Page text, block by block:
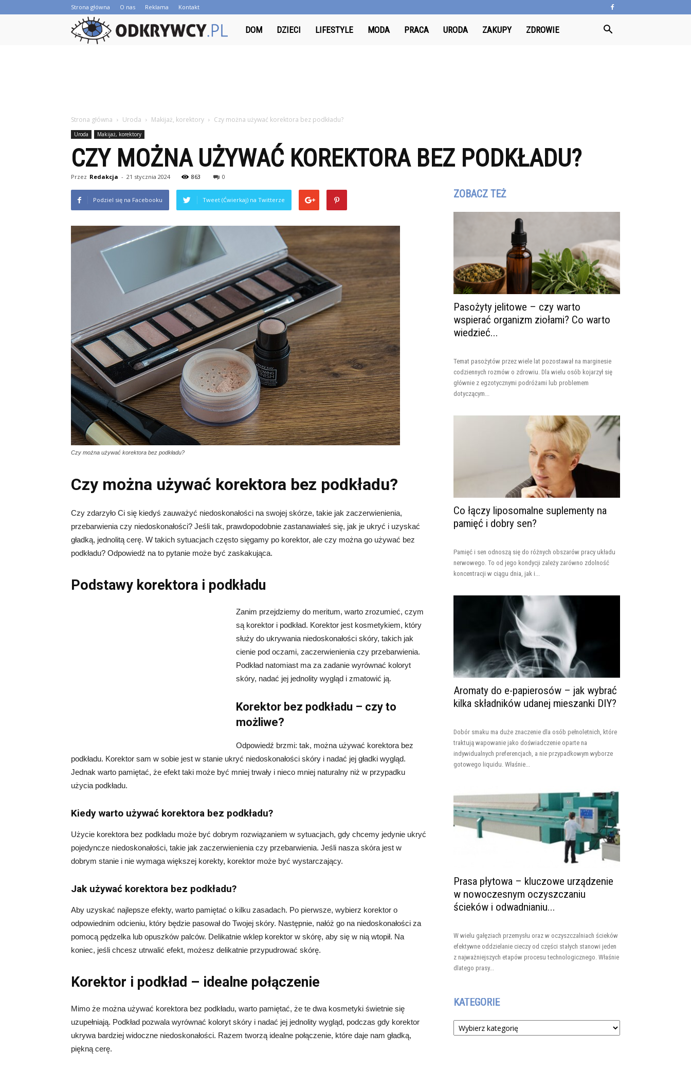
Strona główna O nas Reklama Kontakt
Odkrywcy.pl
DOM DZIECI LIFESTYLE MODA PRACA URODA ZAKUPY ZDROWIE
Strona główna Uroda Makijaż, korektory Czy można używać korektora bez podkładu?
Uroda Makijaż, korektory
CZY MOŻNA UŻYWAĆ KOREKTORA BEZ PODKŁADU?
Przez Redakcja - 21 stycznia 2024 863 0
Podziel się na Facebooku Tweet (Ćwierkaj) na Twitterze
Czy można używać korektora bez podkładu?
Czy można używać korektora bez podkładu?
Czy zdarzyło Ci się kiedyś zauważyć niedoskonałości na swojej skórze, takie jak zaczerwienienia,
przebarwienia czy niedoskonałości? Jeśli tak, prawdopodobnie zastanawiałeś się, jak je ukryć i uzyskać
gładką, jednolitą cerę. W takich sytuacjach często sięgamy po korektor, ale czy można go używać bez
podkładu? Odpowiedź na to pytanie może być zaskakująca.
Podstawy korektora i podkładu
Zanim przejdziemy do meritum, warto zrozumieć, czym
są korektor i podkład. Korektor jest kosmetykiem, który
służy do ukrywania niedoskonałości skóry, takich jak
cienie pod oczami, zaczerwienienia czy przebarwienia.
Podkład natomiast ma za zadanie wyrównać koloryt
skóry, nadać jej jednolity wygląd i zmatowić ją.
Korektor bez podkładu – czy to
możliwe?
Odpowiedź brzmi: tak, można używać korektora bez
podkładu. Korektor sam w sobie jest w stanie ukryć niedoskonałości skóry i nadać jej gładki wygląd.
Jednak warto pamiętać, że efekt taki może być mniej trwały i nieco mniej naturalny niż w przypadku
użycia podkładu.
Kiedy warto używać korektora bez podkładu?
Użycie korektora bez podkładu może być dobrym rozwiązaniem w sytuacjach, gdy chcemy jedynie ukryć
pojedyncze niedoskonałości, takie jak zaczerwienienia czy przebarwienia. Jeśli nasza skóra jest w
dobrym stanie i nie wymaga większej korekty, korektor może być wystarczający.
Jak używać korektora bez podkładu?
Aby uzyskać najlepsze efekty, warto pamiętać o kilku zasadach. Po pierwsze, wybierz korektor o
odpowiednim odcieniu, który będzie pasował do Twojej skóry. Następnie, nałóż go na niedoskonałości za
pomocą pędzelka lub opuszków palców. Delikatnie wklep korektor w skórę, aby się w nią wtopił. Na
koniec, jeśli chcesz utrwalić efekt, możesz delikatnie przypudrować skórę.
Korektor i podkład – idealne połączenie
Mimo że można używać korektora bez podkładu, warto pamiętać, że te dwa kosmetyki świetnie się
uzupełniają. Podkład pozwala wyrównać koloryt skóry i nadać jej jednolity wygląd, podczas gdy korektor
ukrywa bardziej widoczne niedoskonałości. Razem tworzą idealne połączenie, które daje nam gładką,
piękną cerę.
ZOBACZ TEŻ
Pasożyty jelitowe – czy warto
wspierać organizm ziołami? Co warto
wiedzieć...
Temat pasożytów przez wiele lat pozostawał na marginesie
codziennych rozmów o zdrowiu. Dla wielu osób kojarzył się
głównie z egzotycznymi podróżami lub problemem
dotyczącym...
Co łączy liposomalne suplementy na
pamięć i dobry sen?
Pamięć i sen odnoszą się do różnych obszarów pracy układu
nerwowego. To od jego kondycji zależy zarówno zdolność
koncentracji w ciągu dnia, jak i...
Aromaty do e-papierosów – jak wybrać
kilka składników udanej mieszanki DIY?
Dobór smaku ma duże znaczenie dla osób pełnoletnich, które
traktują wapowanie jako doświadczenie oparte na
indywidualnych preferencjach, a nie przypadkowym wyborze
gotowego liquidu. Właśnie...
Prasa płytowa – kluczowe urządzenie
w nowoczesnym oczyszczaniu
ścieków i odwadnianiu...
W wielu gałęziach przemysłu oraz w oczyszczalniach ścieków
efektywne oddzielanie cieczy od części stałych stanowi jeden
z najważniejszych etapów procesu technologicznego. Właśnie
dlatego prasy...
KATEGORIE
Kategorie